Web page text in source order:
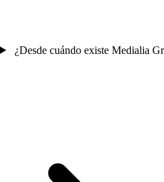
¿Desde cuándo existe Medialia